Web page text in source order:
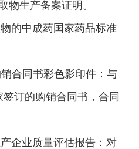
生产备案证明。
的中成药国家药品标准
销合同书彩色影印件：与
订的购销合同书，合同
企业质量评估报告：对